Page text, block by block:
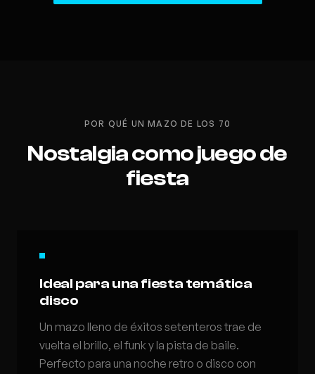
POR QUÉ UN MAZO DE LOS 70
Nostalgia como juego de
fiesta
Ideal para una fiesta temática
disco
Un mazo lleno de éxitos setenteros trae de
vuelta el brillo, el funk y la pista de baile.
Perfecto para una noche retro o disco con